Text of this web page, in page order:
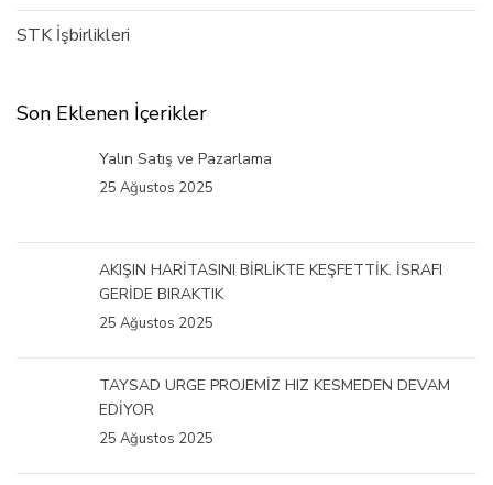
STK İşbirlikleri
Son Eklenen İçerikler
Yalın Satış ve Pazarlama
25 Ağustos 2025
AKIŞIN HARİTASINI BİRLİKTE KEŞFETTİK. İSRAFI
GERİDE BIRAKTIK
25 Ağustos 2025
TAYSAD URGE PROJEMİZ HIZ KESMEDEN DEVAM
EDİYOR
25 Ağustos 2025